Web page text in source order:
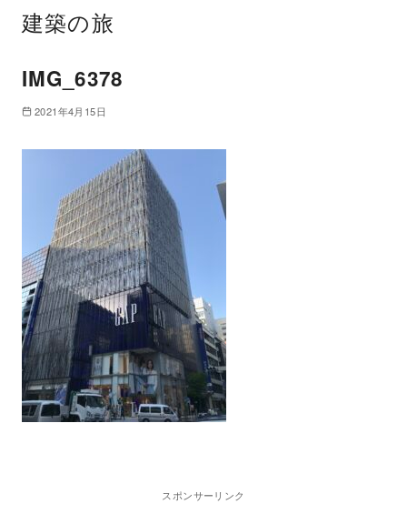
建築の旅
IMG_6378
2021年4月15日
スポンサーリンク